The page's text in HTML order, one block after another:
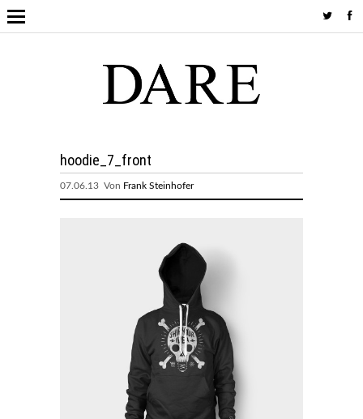
hoodie_7_front
07.06.13 Von Frank Steinhofer